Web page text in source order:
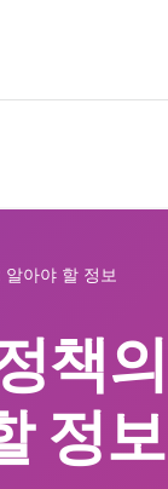
공공시설
연속성 및 규정 준수
클라우드 백업
있는 데이터 보호
Opus
너 프로그램
혜택
포털 안내
추천 리소스
Workshop
아야 할 정보
책
정보